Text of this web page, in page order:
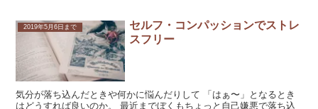
2019年5月6日まで
セルフ・コンパッションでストレ
スフリー
気分が落ち込んだときや何かに悩んだりして 「はぁ〜」となるとき
はどうすれば良いのか。 最近までぼくもちょっと自己嫌悪で落ち込